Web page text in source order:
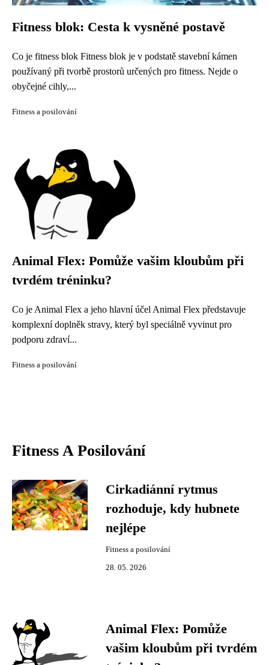
Fitness blok: Cesta k vysněné postavě
Co je fitness blok Fitness blok je v podstatě stavební kámen
používaný při tvorbě prostorů určených pro fitness. Nejde o
obyčejné cihly,...
Fitness a posilování
Animal Flex: Pomůže vašim kloubům při
tvrdém tréninku?
Co je Animal Flex a jeho hlavní účel Animal Flex představuje
komplexní doplněk stravy, který byl speciálně vyvinut pro
podporu zdraví...
Fitness a posilování
Fitness A Posilování
Cirkadiánní rytmus
rozhoduje, kdy hubnete
nejlépe
Fitness a posilování
28. 05. 2026
Animal Flex: Pomůže
vašim kloubům při tvrdém